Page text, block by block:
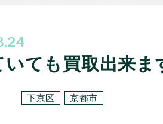
いても買取出来ま
下京区 京都市